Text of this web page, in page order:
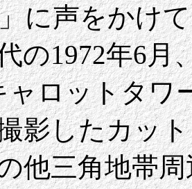
に声をかけ
の1972年6月
ャロットタワ
影したカッ
他三角地帯